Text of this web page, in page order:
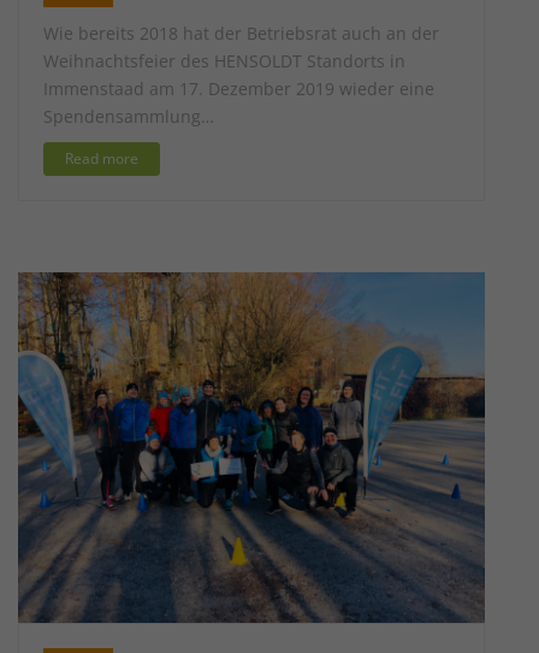
Wie bereits 2018 hat der Betriebsrat auch an der
Weihnachtsfeier des HENSOLDT Standorts in
Immenstaad am 17. Dezember 2019 wieder eine
Spendensammlung…
Read more